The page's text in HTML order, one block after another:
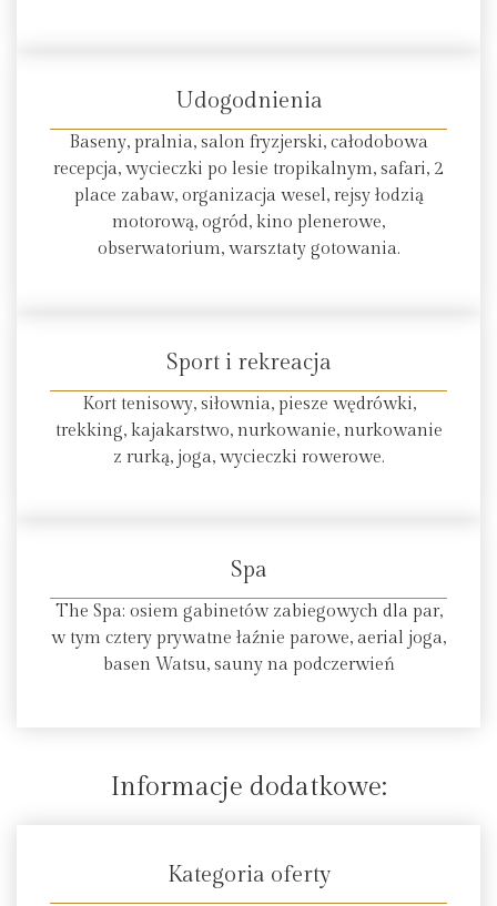
Udogodnienia
Baseny, pralnia, salon fryzjerski, całodobowa
recepcja, wycieczki po lesie tropikalnym, safari, 2
place zabaw, organizacja wesel, rejsy łodzią
motorową, ogród, kino plenerowe,
obserwatorium, warsztaty gotowania.
Sport i rekreacja
Kort tenisowy, siłownia, piesze wędrówki,
trekking, kajakarstwo, nurkowanie, nurkowanie
z rurką, joga, wycieczki rowerowe.
Spa
The Spa: osiem gabinetów zabiegowych dla par,
w tym cztery prywatne łaźnie parowe, aerial joga,
basen Watsu, sauny na podczerwień
Informacje dodatkowe:
Kategoria oferty